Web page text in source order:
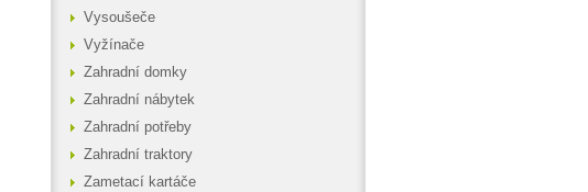
Vysoušeče
Vyžínače
Zahradní domky
Zahradní nábytek
Zahradní potřeby
Zahradní traktory
Zametací kartáče